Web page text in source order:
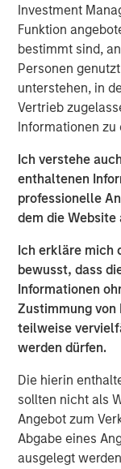
Investment
Funktion
bestimmt sind,
Personen
unterstehen, in
Vertrieb
Informationen zu
Ich verstehe
enthaltenen
professionelle
dem die
Ich erkläre mich
bewusst, dass
Informationen
Zustimmung von
teilweise
werden dürfen.
Die hierin
sollten nicht als
Angebot zum
Abgabe eines
ausgelegt
Ähnliche Einblicke
QUARTERLY
Private
QUARTERLY
Private
QUARTERLY
Private
The